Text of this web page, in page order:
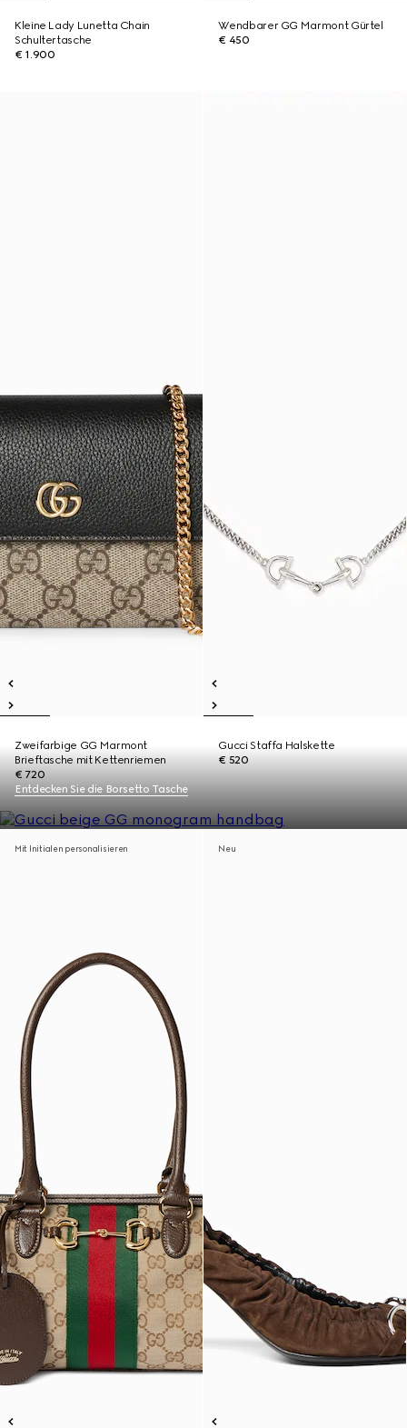
Kleine Lady Lunetta Chain
Schultertasche
€ 1.900
Wendbarer GG Marmont Gürtel
€ 450
Zweifarbige GG Marmont
Brieftasche mit Kettenriemen
€ 720
Gucci Staffa Halskette
€ 520
Entdecken Sie die Borsetto Tasche
Mit Initialen personalisieren Neu